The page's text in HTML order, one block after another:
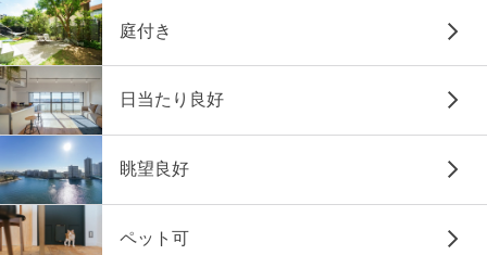
庭付き
日当たり良好
眺望良好
ペット可